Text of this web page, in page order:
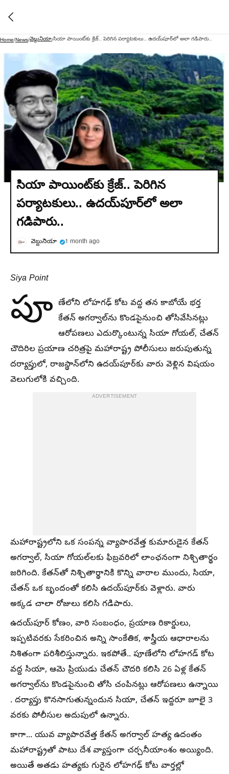
Home/News/వెబ్దునియా/సియా పాయింట్‌కు క్రేజ్.. పెరిగిన పర్యాటకులు.. ఉదయ్‌పూర్‌లో అలా గడిపారు..
సియా పాయింట్‌కు క్రేజ్.. పెరిగిన
పర్యాటకులు.. ఉదయ్‌పూర్‌లో అలా
గడిపారు..
వెబ్దునియా 1 month ago
Siya Point
పూ ణేలోని లోహగఢ్ కోట వద్ద తన కాబోయే భర్త
కేతన్ అగర్వాల్‌ను కొండపైనుంచి తోసివేసినట్లు
ఆరోపణలు ఎదుర్కొంటున్న సియా గోయల్, చేతన్
చౌదిరిల ప్రయాణ చరిత్రపై మహారాష్ట్ర పోలీసులు జరుపుతున్న
దర్యాప్తులో, రాజస్థాన్‌లోని ఉదయ్‌పూర్‌కు వారు వెళ్లిన విషయం
వెలుగులోకి వచ్చింది.
ADVERTISEMENT
మహారాష్ట్రలోని ఒక సంపన్న వ్యాపారవేత్త కుమారుడైన కేతన్
అగర్వాల్, సియా గోయల్‌లకు ఫిబ్రవరిలో లాంఛనంగా నిశ్చితార్థం
జరిగింది. కేతన్‌తో నిశ్చితార్థానికి కొన్ని వారాల ముందు, సియా,
చేతన్ ఒక బృందంతో కలిసి ఉదయ్‌పూర్‌కు వెళ్లారు. వారు
అక్కడ చాలా రోజులు కలిసి గడిపారు.
ఉదయ్‌పూర్ కోణం, వారి సంబంధం, ప్రయాణ రికార్డులు,
ఇప్పటివరకు సేకరించిన అన్ని సాంకేతిక, శాస్త్రీయ ఆధారాలను
నిశితంగా పరిశీలిస్తున్నారు. ఇకపోతే.. పూణేలోని లోహగడ్ కోట
వద్ద సియా, ఆమె ప్రియుడు చేతన్ చౌదరి కలిసి 26 ఏళ్ల కేతన్
అగర్వాల్‌ను కొండపైనుంచి తోసి చంపినట్లు ఆరోపణలు ఉన్నాయి
. దర్యాప్తు కొనసాగుతున్నందున సియా, చేతన్ ఇద్దరూ జూలై 3
వరకు పోలీసుల అదుపులో ఉన్నారు.
కాగా... యువ వ్యాపారవేత్త కేతన్ అగర్వాల్ హత్య ఉదంతం
మహారాష్ట్రతో పాటు దేశ వ్యాప్తంగా చర్చనీయాంశం అయ్యింది.
అయితే అతడు హత్యకు గురైన లోహగఢ్ కోట వార్తల్లో